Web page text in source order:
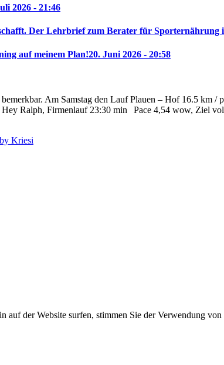
2026 - 21:46
Der Lehrbrief zum Berater für Sporternährung
auf meinem Plan!20. Juni 2026 - 20:58
Am Samstag den Lauf Plauen – Hof 16.5 km
Hey Ralph, Firmenlauf 23:30 min
Pace 4,54 wow, Ziel
Kriesi
auf der Website surfen, stimmen Sie der Verwendung